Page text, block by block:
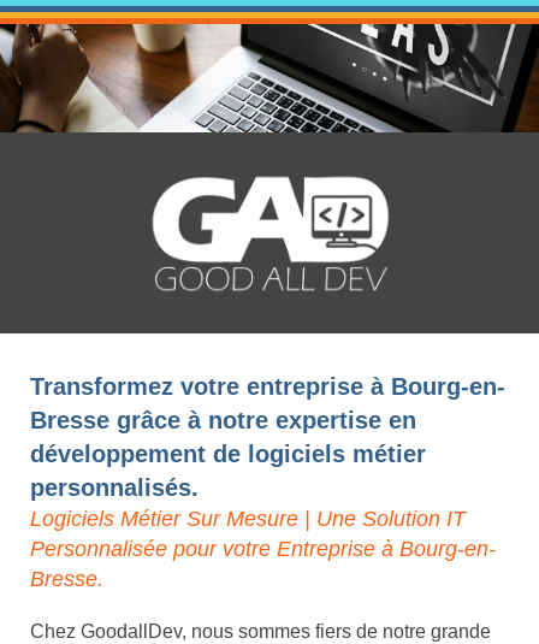
Transformez votre entreprise à Bourg-en-
Bresse grâce à notre expertise en
développement de logiciels métier
personnalisés.
Logiciels Métier Sur Mesure | Une Solution IT
Personnalisée pour votre Entreprise à Bourg-en-
Bresse.
Chez GoodallDev, nous sommes fiers de notre grande